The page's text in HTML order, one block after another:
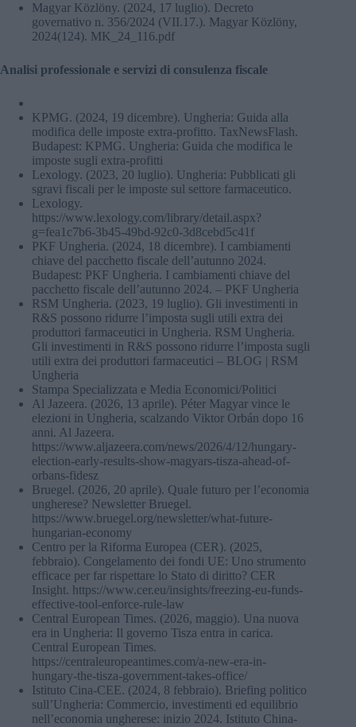
Magyar Közlöny. (2024, 17 luglio). Decreto
governativo n. 356/2024 (VII.17.). Magyar Közlöny,
2024(124). MK_24_116.pdf
Analisi professionale e servizi di consulenza fiscale
KPMG. (2024, 19 dicembre). Ungheria: Guida alla
modifica delle imposte extra-profitto. TaxNewsFlash.
Budapest: KPMG. Ungheria: Guida che modifica le
imposte sugli extra-profitti
Lexology. (2023, 20 luglio). Ungheria: Pubblicati gli
sgravi fiscali per le imposte sul settore farmaceutico.
Lexology.
https://www.lexology.com/library/detail.aspx?
g=fea1c7b6-3b45-49bd-92c0-3d8cebd5c41f
PKF Ungheria. (2024, 18 dicembre). I cambiamenti
chiave del pacchetto fiscale dell’autunno 2024.
Budapest: PKF Ungheria. I cambiamenti chiave del
pacchetto fiscale dell’autunno 2024. – PKF Ungheria
RSM Ungheria. (2023, 19 luglio). Gli investimenti in
R&S possono ridurre l’imposta sugli utili extra dei
produttori farmaceutici in Ungheria. RSM Ungheria.
Gli investimenti in R&S possono ridurre l’imposta sugli
utili extra dei produttori farmaceutici – BLOG | RSM
Ungheria
Stampa Specializzata e Media Economici/Politici
Al Jazeera. (2026, 13 aprile). Péter Magyar vince le
elezioni in Ungheria, scalzando Viktor Orbán dopo 16
anni. Al Jazeera.
https://www.aljazeera.com/news/2026/4/12/hungary-
election-early-results-show-magyars-tisza-ahead-of-
orbans-fidesz
Bruegel. (2026, 20 aprile). Quale futuro per l’economia
ungherese? Newsletter Bruegel.
https://www.bruegel.org/newsletter/what-future-
hungarian-economy
Centro per la Riforma Europea (CER). (2025,
febbraio). Congelamento dei fondi UE: Uno strumento
efficace per far rispettare lo Stato di diritto? CER
Insight. https://www.cer.eu/insights/freezing-eu-funds-
effective-tool-enforce-rule-law
Central European Times. (2026, maggio). Una nuova
era in Ungheria: Il governo Tisza entra in carica.
Central European Times.
https://centraleuropeantimes.com/a-new-era-in-
hungary-the-tisza-government-takes-office/
Istituto Cina-CEE. (2024, 8 febbraio). Briefing politico
sull’Ungheria: Commercio, investimenti ed equilibrio
nell’economia ungherese: inizio 2024. Istituto China-